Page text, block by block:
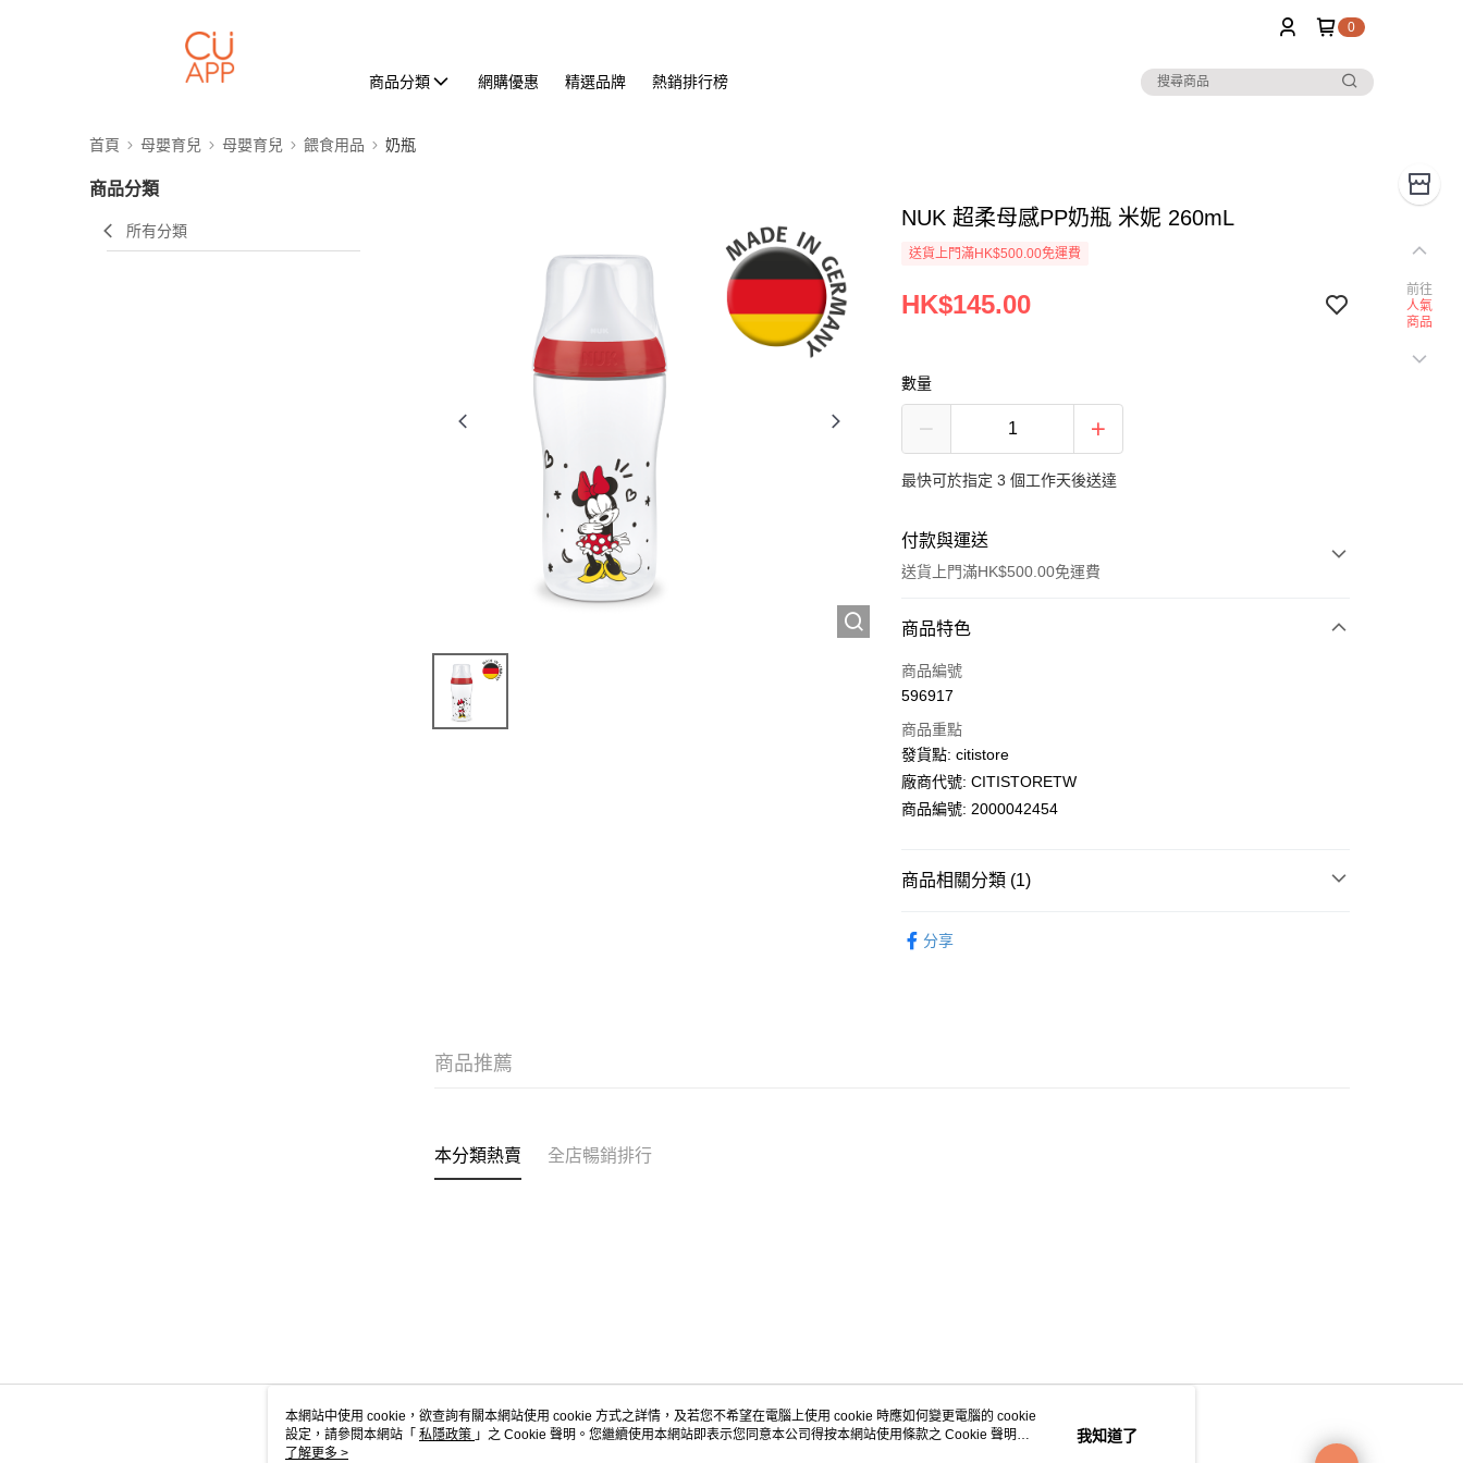
0
商品分類 網購優惠 精選品牌 熱銷排行榜
首頁 母嬰育兒 母嬰育兒 餵食用品 奶瓶
商品分類
所有分類
NUK 超柔母感PP奶瓶 米妮 260mL
送貨上門滿HK$500.00免運費
HK$145.00
數量
最快可於指定 3 個工作天後送達
付款與運送
送貨上門滿HK$500.00免運費
付款方式
信用卡
PayMe
WeChat Pay
每筆HK$100.00，滿HK$500.00或以上免運費
商品特色
商品編號
596917
商品重點
發貨點: citistore
廠商代號: CITISTORETW
商品編號: 2000042454
商品相關分類 (1)
分享
商品推薦
本分類熱賣 全店暢銷排行
關於我們 客戶服務
前往
人氣
商品
本網站中使用 cookie，欲查詢有關本網站使用 cookie 方式之詳情，及若您不希望在電腦上使用 cookie 時應如何變更電腦的 cookie
設定，請參閱本網站「 私隱政策 」之 Cookie 聲明。您繼續使用本網站即表示您同意本公司得按本網站使用條款之 Cookie 聲明使
用 cookie。
了解更多 >
我知道了